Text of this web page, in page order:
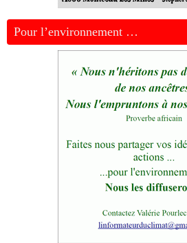
Pour l’environnement …